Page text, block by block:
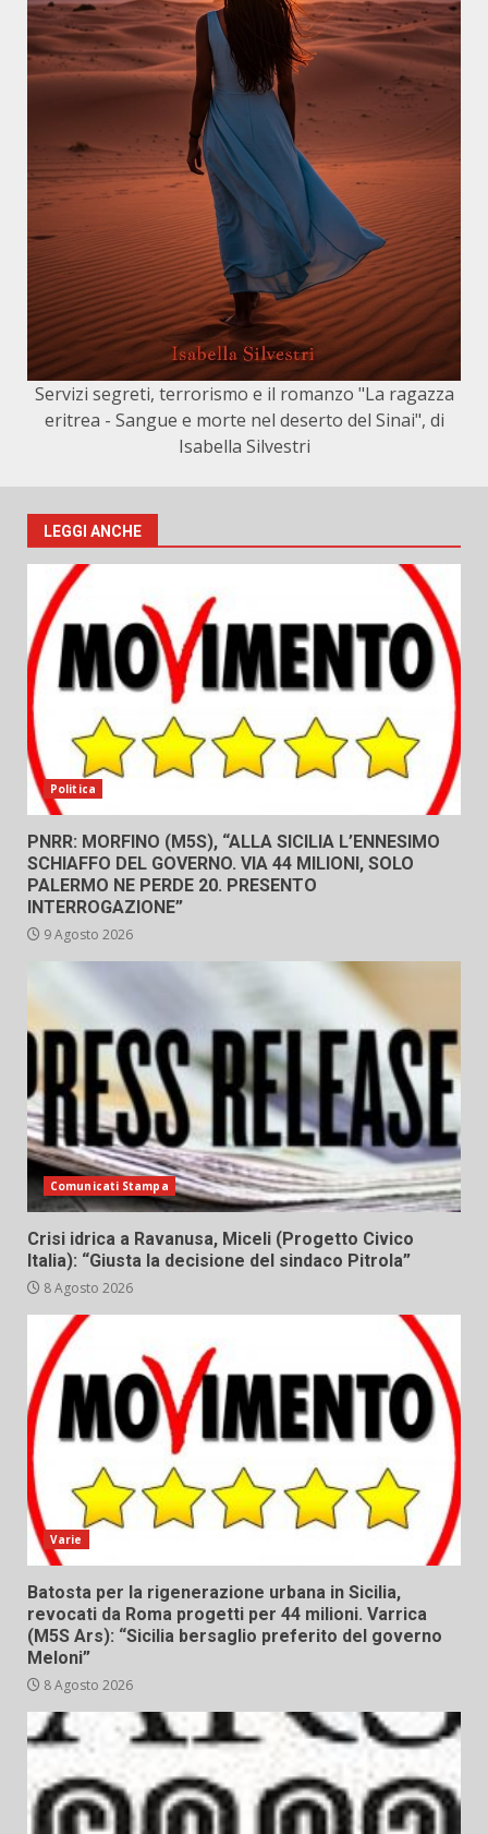
Servizi segreti, terrorismo e il romanzo "La ragazza
eritrea - Sangue e morte nel deserto del Sinai", di
Isabella Silvestri
LEGGI ANCHE
Politica
PNRR: MORFINO (M5S), “ALLA SICILIA L’ENNESIMO
SCHIAFFO DEL GOVERNO. VIA 44 MILIONI, SOLO
PALERMO NE PERDE 20. PRESENTO
INTERROGAZIONE”
9 Agosto 2026
Comunicati Stampa
Crisi idrica a Ravanusa, Miceli (Progetto Civico
Italia): “Giusta la decisione del sindaco Pitrola”
8 Agosto 2026
Varie
Batosta per la rigenerazione urbana in Sicilia,
revocati da Roma progetti per 44 milioni. Varrica
(M5S Ars): “Sicilia bersaglio preferito del governo
Meloni”
8 Agosto 2026